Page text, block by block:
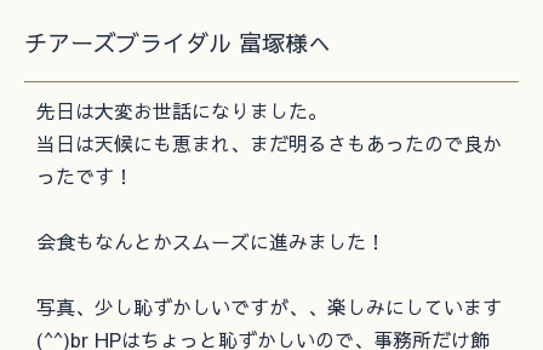
チアーズブライダル 富塚様へ
先日は大変お世話になりました。
当日は天候にも恵まれ、まだ明るさもあったので良か
ったです！
会食もなんとかスムーズに進みました！
写真、少し恥ずかしいですが、、楽しみにしています
(^^)br HPはちょっと恥ずかしいので、事務所だけ飾